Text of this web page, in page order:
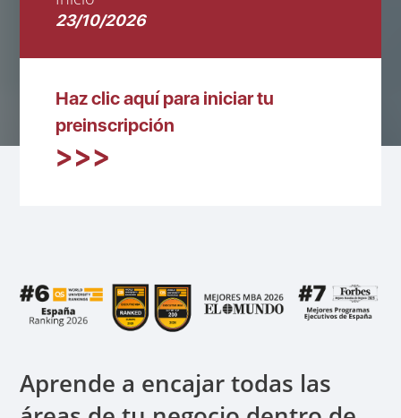
23/10/2026
Haz clic aquí para iniciar tu
preinscripción
Aprende a encajar todas las